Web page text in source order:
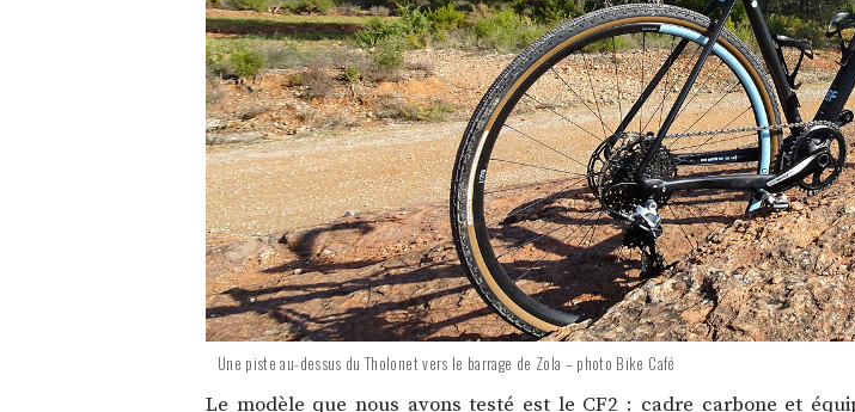
Une piste au-dessus du Tholonet vers le barrage de Zola – photo Bike Café
Le modèle que nous avons testé est le CF2 : cadre carbone et